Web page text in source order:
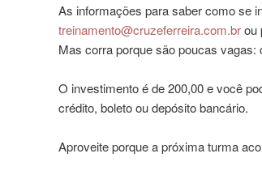
As informações para saber como se
treinamento@cruzeferreira.com.brou
Mas corra porque são poucas
O investimento é de 200,00 e você
crédito, boleto ou depósito bancário.
Aproveite porque a próxima turma